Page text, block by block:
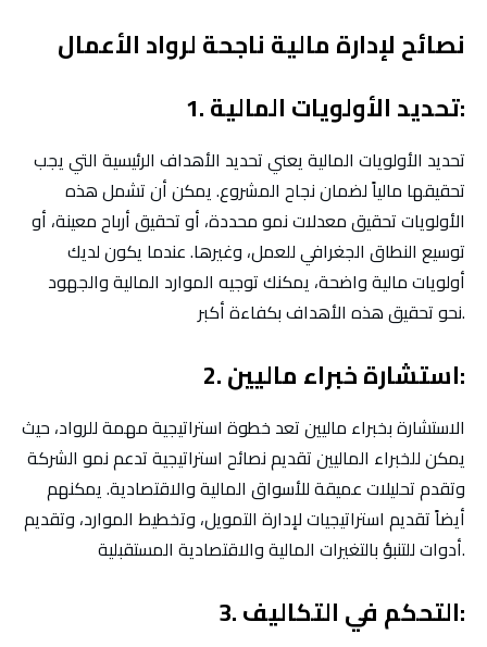
نصائح لإدارة مالية ناجحة لرواد الأعمال
1. تحديد الأولويات المالية:
تحديد الأولويات المالية يعني تحديد الأهداف الرئيسية التي يجب
تحقيقها مالياً لضمان نجاح المشروع. يمكن أن تشمل هذه
الأولويات تحقيق معدلات نمو محددة، أو تحقيق أرباح معينة، أو
توسيع النطاق الجغرافي للعمل، وغيرها. عندما يكون لديك
أولويات مالية واضحة، يمكنك توجيه الموارد المالية والجهود
نحو تحقيق هذه الأهداف بكفاءة أكبر.
2. استشارة خبراء ماليين:
الاستشارة بخبراء ماليين تعد خطوة استراتيجية مهمة للرواد، حيث
يمكن للخبراء الماليين تقديم نصائح استراتيجية تدعم نمو الشركة
وتقدم تحليلات عميقة للأسواق المالية والاقتصادية. يمكنهم
أيضاً تقديم استراتيجيات لإدارة التمويل، وتخطيط الموارد، وتقديم
أدوات للتنبؤ بالتغيرات المالية والاقتصادية المستقبلية.
3. التحكم في التكاليف: